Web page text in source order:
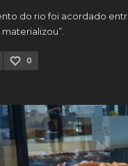
do rio foi acordado
0